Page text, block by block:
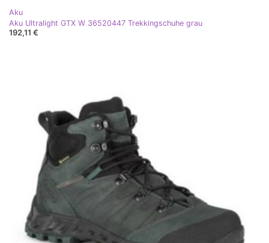
Aku
Aku Ultralight GTX W 36520447 Trekkingschuhe grau
192,11 €